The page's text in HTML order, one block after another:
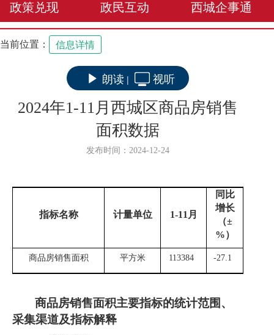
政策兑现 政民互动 西城企事通
当前位置： 信息详情
朗读 | 视听
2024年1-11月西城区商品房销售
面积数据
发布时间：2024-12-24
指标名称 计量单位 1-11 月
同比
增长
（±
%）
商品房销售面积 平方米 113384 -27.1
商品房销售面积主要指标的统计范围、
采集渠道及指标解释